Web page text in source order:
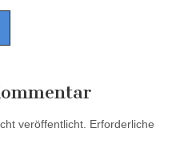
veröffentlicht. Erforderliche